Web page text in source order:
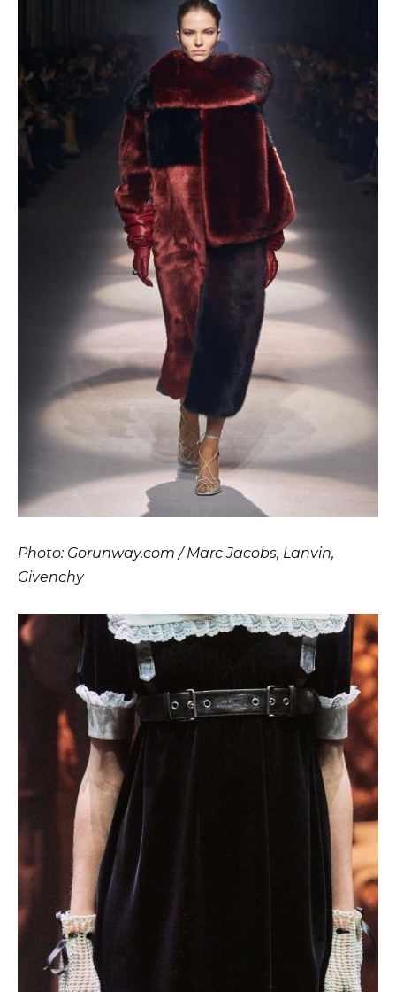
Photo: Gorunway.com / Marc Jacobs, Lanvin,
Givenchy